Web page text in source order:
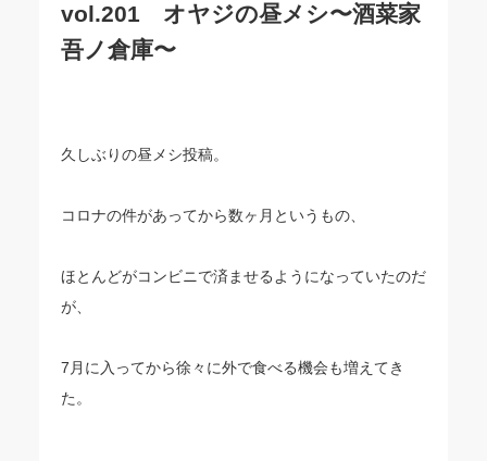
vol.201 オヤジの昼メシ〜酒菜家
吾ノ倉庫〜
久しぶりの昼メシ投稿。
コロナの件があってから数ヶ月というもの、
ほとんどがコンビニで済ませるようになっていたのだ
が、
7月に入ってから徐々に外で食べる機会も増えてき
た。